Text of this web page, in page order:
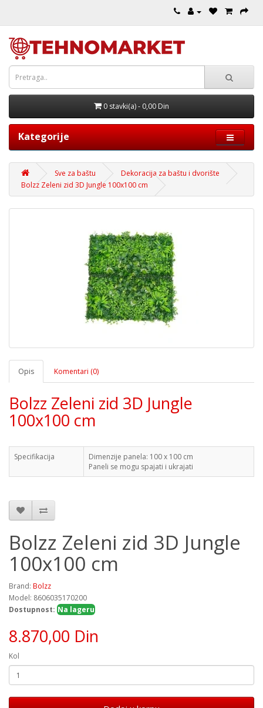
0 stavki(a) - 0,00 Din
Kategorije
Sve za baštu
Dekoracija za baštu i dvorište
Bolzz Zeleni zid 3D Jungle 100x100 cm
Opis Komentari (0)
Bolzz Zeleni zid 3D Jungle
100x100 cm
Specifikacija
Dimenzije panela: 100 x 100 cm
Paneli se mogu spajati i ukrajati
Bolzz Zeleni zid 3D Jungle
100x100 cm
Brand: Bolzz
Model: 8606035170200
Dostupnost: Na lageru
8.870,00 Din
Kol